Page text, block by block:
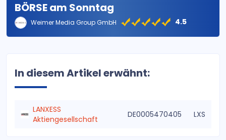
BÖRSE am Sonntag
Weimer Media Group GmbH 4.5
In diesem Artikel erwähnt:
LANXESS
Aktiengesellschaft
DE0005470405 LXS